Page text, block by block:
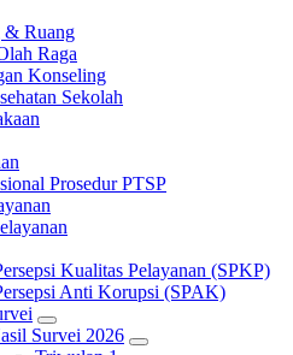
& Ruang
Raga
Konseling
Sekolah
Prosedur PTSP
Kualitas Pelayanan (SPKP)
Anti Korupsi (SPAK)
Survei 2026